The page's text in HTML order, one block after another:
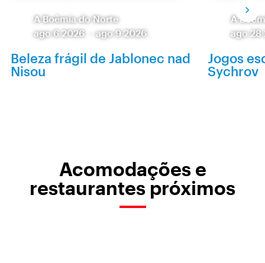
A Boêmia do Norte
ago 6 2026
-ago 9 2026
Beleza frágil de Jablonec nad
Nisou
A
ago 28
Jogos
Sychrov
Acomodações e
restaurantes próximos